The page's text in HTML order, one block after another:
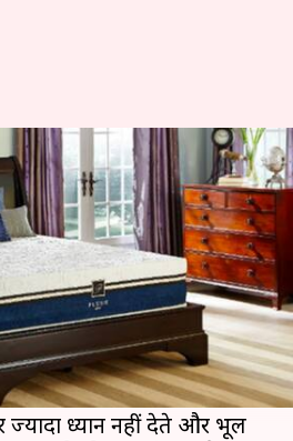
से करें अपने गद्दों की
तक रहेंगे सही
04:09 pm
नींद के लिए गद्दों की ठीक से
है।
की देखभाल में समय देते हैं,
ध्यान नहीं देते और भूल